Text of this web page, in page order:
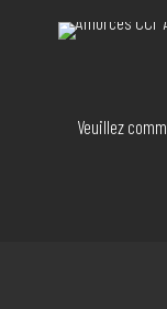
Veuillez